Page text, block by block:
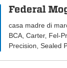
Federal
casa madre di
BCA, Carter, Fel-
Precision, Sealed